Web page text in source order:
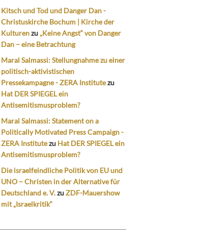
Kitsch und Tod und Danger Dan -
Christuskirche Bochum | Kirche der
Kulturenzu „Keine Angst“ von Danger
Dan – eine Betrachtung
Maral Salmassi: Stellungnahme zu einer
politisch-aktivistischen
Pressekampagne - ZERA Institutezu
Hat DER SPIEGEL ein
Antisemitismusproblem?
Maral Salmassi: Statement on a
Politically Motivated Press Campaign -
ZERA Institutezu Hat DER SPIEGEL ein
Antisemitismusproblem?
Die israelfeindliche Politik von EU und
UNO – Christen in der Alternative für
Deutschland e. V.zuZDF-Mauershow
mit „Israelkritik“